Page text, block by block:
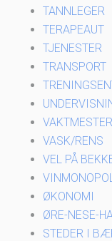
TANNLEGER
TERAPEAUT
TJENESTER
TRANSPORT
VAKTMESTER
VASK/RENS
VEL PÅ
ØKONOMI
ØRE-NESE-
STEDER I